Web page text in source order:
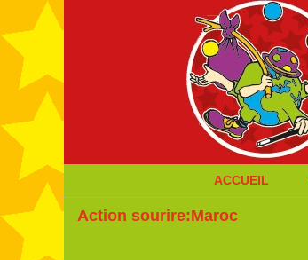
ACCUEIL
Action sourire:Maroc